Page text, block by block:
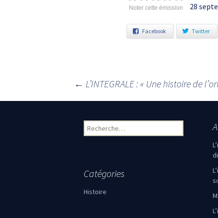
Noter cette émission
28
Facebook Twitter
Navigation des articles
← L’INTEGRALE : « Une histoire de
Rechercher :
Catégories
Histoire